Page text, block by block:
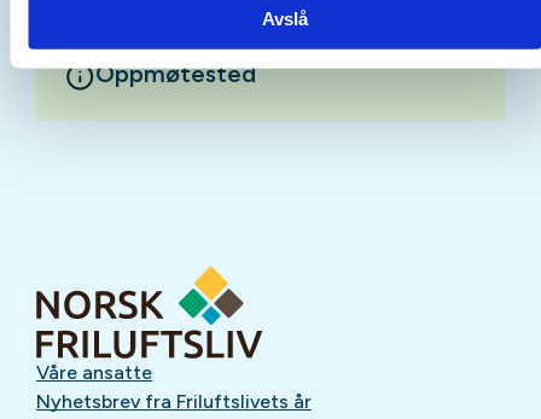
Avslå
Oppmøtested
Våre ansatte
Nyhetsbrev fra Friluftslivets år